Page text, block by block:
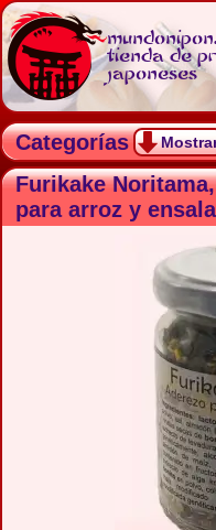
tienda de
japoneses
Categorías
Furikake
para arroz y